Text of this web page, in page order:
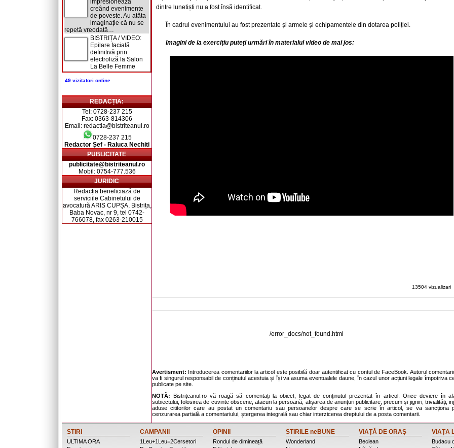
impresionează
creând evenimente
de poveste. Au atâta
imaginație că nu se
repetă vreodată…
BISTRIȚA / VIDEO:
Epilare facială
definitivă prin
electroliză la Salon
La Belle Femme
49 vizitatori online
REDACȚIA:
Tel: 0728-237 215
Fax: 0363-814306
Email: redactia@bistriteanul.ro
0728-237 215
Redactor Șef - Raluca Nechiti
PUBLICITATE
publicitate@bistriteanul.ro
Mobil: 0754-777.536
JURIDIC
Redacția beneficiază de
serviciile Cabinetului de
avocatură ARIS CUPȘA, Bistrița,
Baba Novac, nr 9, tel 0742-
766078, fax 0263-210015
dintre lunetiști nu a fost însă identificat.
În cadrul evenimentului au fost prezentate și armele și echipamentele din dotarea poliției.
Imagini de la exercițiu puteți urmări în materialul video de mai jos:
13504 vizualizari
/error_docs/not_found.html
Avertisment: Introducerea comentariilor la articol este posibilă doar autentificat cu contul de FaceBook. Autorul
va fi singurul responsabil de conținutul acestuia și își va asuma eventualele daune, în cazul unor acțiuni legale împotriva
publicate pe site.
NOTĂ:Bistrițeanul.ro vă roagă să comentați la obiect, legat de conținutul prezentat în articol. Orice deviere în
subiectului, folosirea de cuvinte obscene, atacuri la persoană, afișarea de anunțuri publicitare, precum și jigniri, trivialități,
aduse cititorilor care au postat un comentariu sau persoanelor despre care se scrie în articol, se va sancționa
cenzurarea partială a comentariului, ștergerea integrală sau chiar interzicerea dreptului de a posta comentarii.
STIRI
ULTIMA ORA
CAMPANII
1Leu+1Leu=2Cersetori
OPINII
Rondul de dimineață
STIRILE neBUNE
Wonderland
VIAȚĂ DE ORAȘ
Beclean
VIAȚA
Budacu